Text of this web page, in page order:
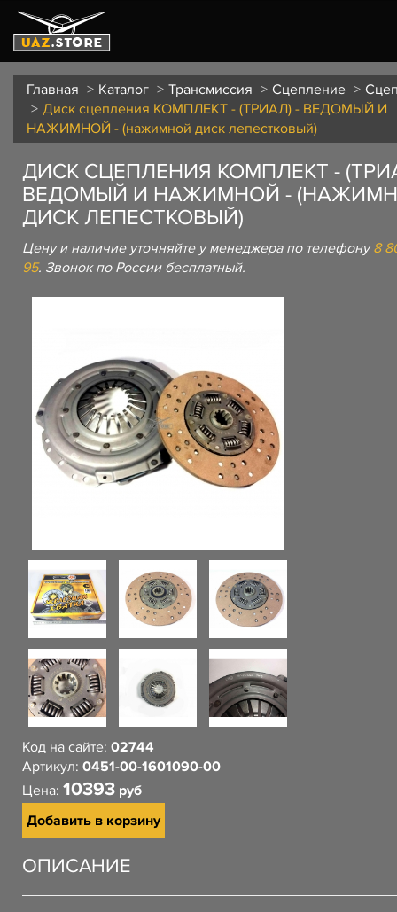
Главная Каталог Трансмиссия Сцепление
Диск сцепления КОМПЛЕКТ - (ТРИАЛ) - ВЕДОМЫЙ И
НАЖИМНОЙ - (нажимной диск лепестковый)
ДИСК СЦЕПЛЕНИЯ КОМПЛЕКТ -
ВЕДОМЫЙ И НАЖИМНОЙ -
ДИСК ЛЕПЕСТКОВЫЙ)
Цену и наличие уточняйте у менеджера по телефону8
95. Звонок по России бесплатный.
Код на сайте: 02744
Артикул: 0451-00-1601090-00
Цена: 10393 руб
Добавить в корзину
ОПИСАНИЕ